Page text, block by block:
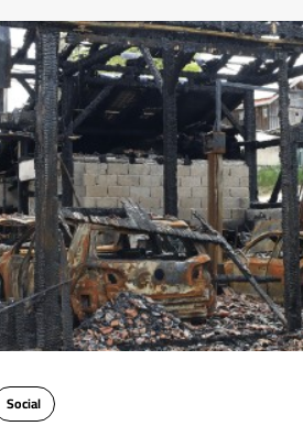
Social